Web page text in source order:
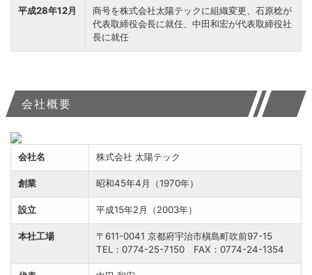
平成28年12月
商号を株式会社太陽テックに組織変更、石原稔が
代表取締役会長に就任、中田和宏が代表取締役社
長に就任
会社概要
会社名 株式会社 太陽テック
創業 昭和45年4月（1970年）
設立 平成15年2月（2003年）
本社工場
〒611-0041 京都府宇治市槇島町吹前97-15
TEL：0774-25-7150 FAX：0774-24-1354